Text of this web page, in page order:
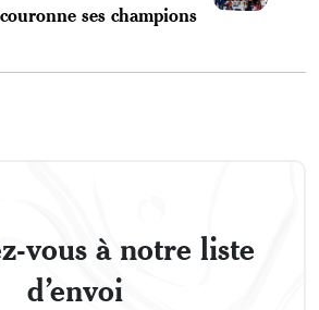
ses champions
vous à notre liste
d’envoi